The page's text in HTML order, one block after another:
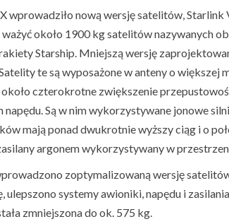
wprowadziło nową wersję satelitów, Starlink
około 1900 kg satelitów nazywanych
Starship. Mniejszą wersję
te są wyposażone w anteny o
około czterokrotne zwiększenie
napędu. Są w nim wykorzystywane jonowe
mają ponad dwukrotnie wyższy ciąg i o
argonem wykorzystywany w
zoptymalizowaną wersję
ulepszono systemy awioniki, napędu i
zmniejszona do ok. 575 kg.